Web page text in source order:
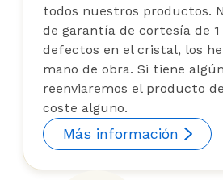
todos nuestros productos.
de garantía de cortesía de
defectos en el cristal, los
mano de obra. Si tiene
reenviaremos el producto
coste alguno.
Más información